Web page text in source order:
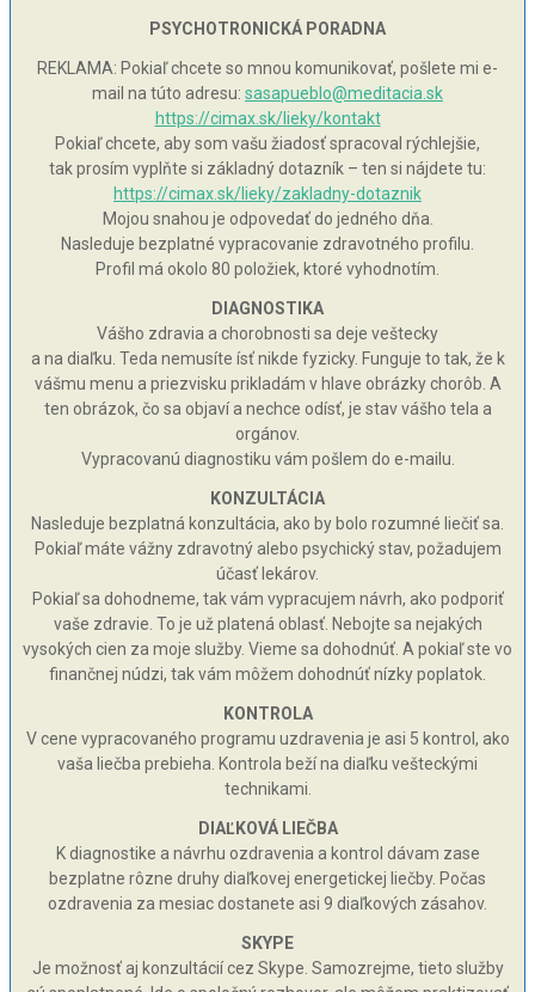
PSYCHOTRONICKÁ PORADNA
REKLAMA: Pokiaľ chcete so mnou komunikovať, pošlete mi e-
mail na túto adresu: sasapueblo@meditacia.sk
https://cimax.sk/lieky/kontakt
Pokiaľ chcete, aby som vašu žiadosť spracoval rýchlejšie,
tak prosím vyplňte si základný dotazník – ten si nájdete tu:
https://cimax.sk/lieky/zakladny-dotaznik
Mojou snahou je odpovedať do jedného dňa.
Nasleduje bezplatné vypracovanie zdravotného profilu.
Profil má okolo 80 položiek, ktoré vyhodnotím.
DIAGNOSTIKA
Vášho zdravia a chorobnosti sa deje veštecky
a na diaľku. Teda nemusíte ísť nikde fyzicky. Funguje to tak, že k
vášmu menu a priezvisku prikladám v hlave obrázky chorôb. A
ten obrázok, čo sa objaví a nechce odísť, je stav vášho tela a
orgánov.
Vypracovanú diagnostiku vám pošlem do e-mailu.
KONZULTÁCIA
Nasleduje bezplatná konzultácia, ako by bolo rozumné liečiť sa.
Pokiaľ máte vážny zdravotný alebo psychický stav, požadujem
účasť lekárov.
Pokiaľ sa dohodneme, tak vám vypracujem návrh, ako podporiť
vaše zdravie. To je už platená oblasť. Nebojte sa nejakých
vysokých cien za moje služby. Vieme sa dohodnúť. A pokiaľ ste vo
finančnej núdzi, tak vám môžem dohodnúť nízky poplatok.
KONTROLA
V cene vypracovaného programu uzdravenia je asi 5 kontrol, ako
vaša liečba prebieha. Kontrola beží na diaľku vešteckými
technikami.
DIAĽKOVÁ LIEČBA
K diagnostike a návrhu ozdravenia a kontrol dávam zase
bezplatne rôzne druhy diaľkovej energetickej liečby. Počas
ozdravenia za mesiac dostanete asi 9 diaľkových zásahov.
SKYPE
Je možnosť aj konzultácií cez Skype. Samozrejme, tieto služby